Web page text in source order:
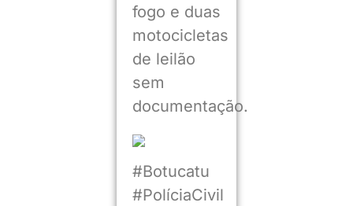
fogo e duas
motocicletas
de leilão
sem
documentação.
#Botucatu
#PolíciaCivil